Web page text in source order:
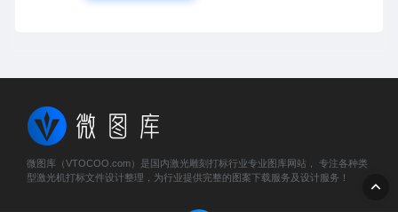
微图库（VTOCOO.com）是国内激光雕刻打标行业专业图库网站， 专注各种类
型激光机打标文件设计整理，为行业提供完整的图案下载服务及设计服务！